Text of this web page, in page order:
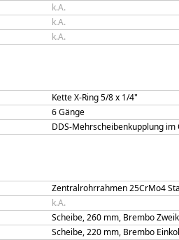
k.A.
k.A.
k.A.
Kette X-Ring 5/8 x 1/4"
6 Gänge
DDS-Mehrscheibenkupplung
Zentralrohrrahmen 25CrMo4
k.A.
Scheibe, 260 mm, Brembo
Scheibe, 220 mm, Brembo